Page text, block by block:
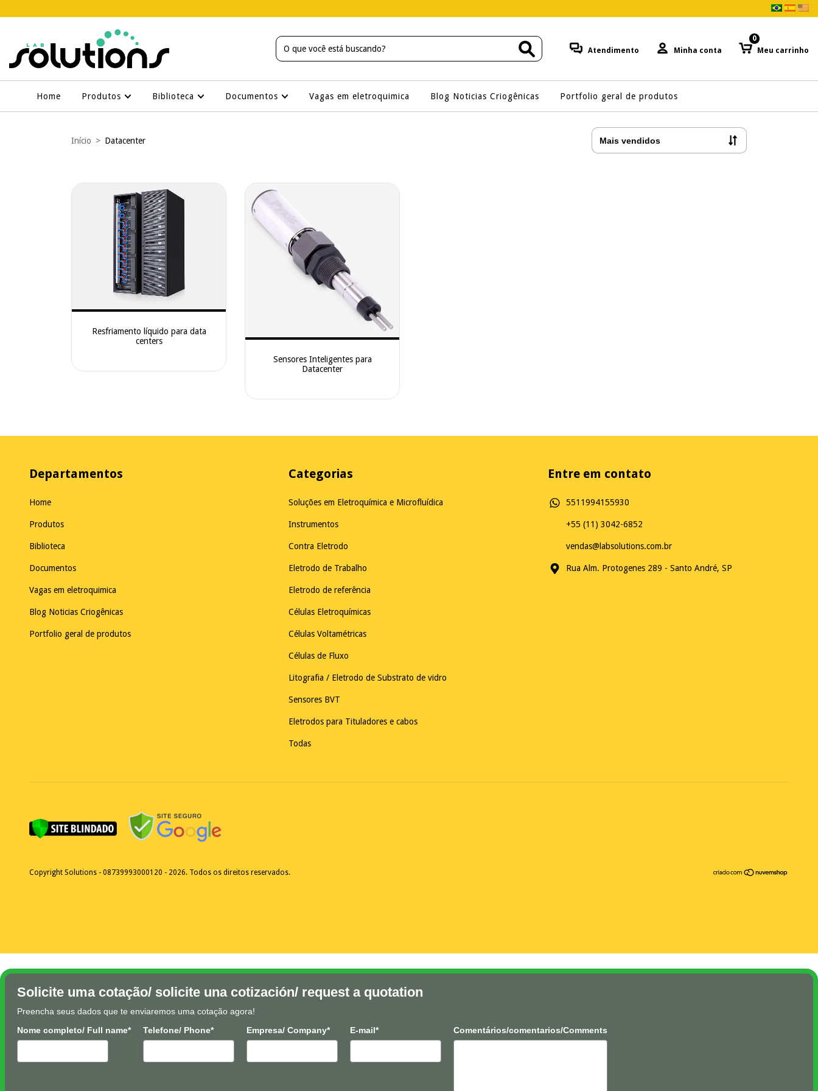
Atendimento Minha conta Meu carrinho
0
Home Produtos Biblioteca Documentos Vagas em eletroquimica Blog Noticias Criogênicas Portfolio geral de produtos
Início > Datacenter
Resfriamento líquido para data
centers
Sensores Inteligentes para
Datacenter
Departamentos
Home
Produtos
Biblioteca
Documentos
Vagas em eletroquimica
Blog Noticias Criogênicas
Portfolio geral de produtos
Categorias
Soluções em Eletroquímica e Microfluídica
Instrumentos
Contra Eletrodo
Eletrodo de Trabalho
Eletrodo de referência
Células Eletroquímicas
Células Voltamétricas
Células de Fluxo
Litografia / Eletrodo de Substrato de vidro
Sensores BVT
Eletrodos para Tituladores e cabos
Todas
Entre em contato
5511994155930
+55 (11) 3042-6852
vendas@labsolutions.com.br
Rua Alm. Protogenes 289 - Santo André, SP
Copyright Solutions - 08739993000120 - 2026. Todos os direitos reservados.
Solicite uma cotação/ solicite una cotización/ request a quotation
Preencha seus dados que te enviaremos uma cotação agora!
Nome completo/ Full name*
Telefone/ Phone* Empresa/ Company* E-mail* Comentários/comentarios/Comments